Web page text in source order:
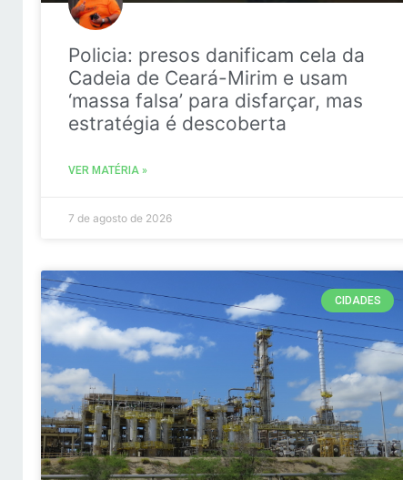
Policia: presos danificam cela da
Cadeia de Ceará-Mirim e usam
‘massa falsa’ para disfarçar, mas
estratégia é descoberta
VER MATÉRIA »
7 de agosto de 2026
CIDADES